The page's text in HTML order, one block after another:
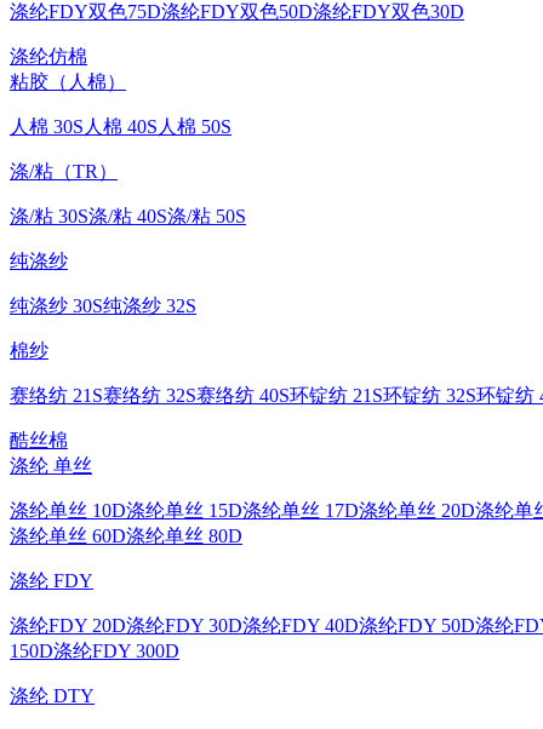
涤纶FDY双色75D涤纶FDY双色50D涤纶FDY双色30D
涤纶仿棉
粘胶（人棉）
人棉 30S 人棉 40S 人棉 50S
涤/粘（TR）
涤/粘 30S涤/粘 40S涤/粘 50S
纯涤纱
纯涤纱 30S纯涤纱 32S
棉纱
赛络纺 21S赛络纺 32S赛络纺 40S环锭纺 21S环锭纺 32S环锭纺
酷丝棉
涤纶 单丝
涤纶单丝 10D涤纶单丝 15D涤纶单丝 17D涤纶单丝 20D涤纶单
涤纶单丝 60D涤纶单丝 80D
涤纶 FDY
涤纶FDY 20D涤纶FDY 30D涤纶FDY 40D涤纶FDY 50D涤纶
150D涤纶FDY 300D
涤纶 DTY